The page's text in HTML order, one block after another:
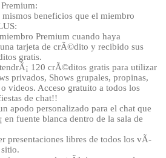
mismos beneficios que el miembro
Premium cuando haya
tarjeta de crÃ©dito y recibido sus
gratis.
120 crÃ©ditos gratis para utilizar
privados, Shows grupales, propinas,
videos. Acceso gratuito a todos los
de chat!!
apodo personalizado para el chat que
en fuente blanca dentro de la sala de
presentaciones libres de todos los vÃ­